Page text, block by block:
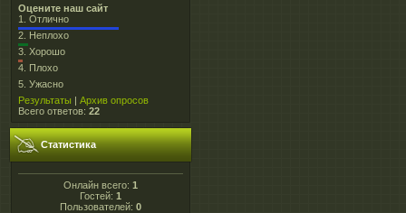
Оцените наш сайт
1. Отлично
2. Неплохо
3. Хорошо
4. Плохо
5. Ужасно
Результаты | Архив опросов
Всего ответов: 22
Статистика
Онлайн всего: 1
Гостей: 1
Пользователей: 0